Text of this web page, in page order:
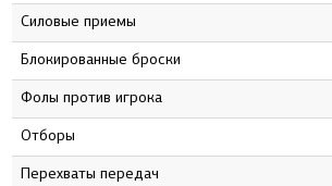
Силовые приемы
Блокированные броски
Фолы против игрока
Отборы
Перехваты передач